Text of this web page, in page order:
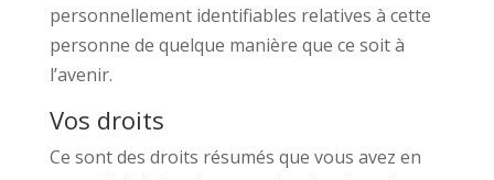
personnellement identifiables relatives à cette
personne de quelque manière que ce soit à
l’avenir.
Vos droits
Ce sont des droits résumés que vous avez en